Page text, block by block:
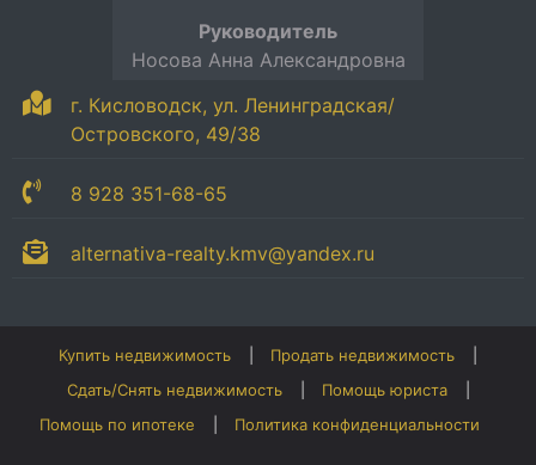
г. Кисловодск, ул. Ленинградская/
Островского, 49/38
8 928 351-68-65
alternativa-realty.kmv@yandex.ru
Руководитель
Носова Анна Александровна
Купить недвижимость
Продать недвижимость
Сдать/Снять недвижимость
Помощь юриста
Помощь по ипотеке
Политика конфиденциальности